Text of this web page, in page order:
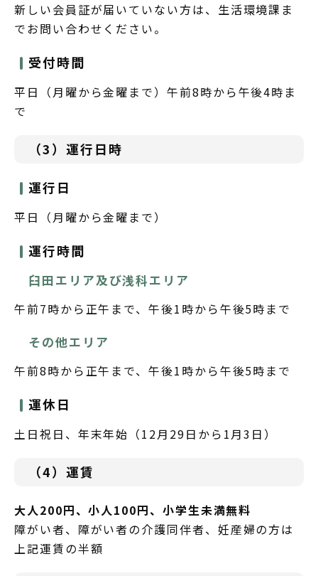
新しい会員証が届いていない方は、生活環境課ま
でお問い合わせください。
受付時間
平日（月曜から金曜まで）午前8時から午後4時ま
で
（3）運行日時
運行日
平日（月曜から金曜まで）
運行時間
臼田エリア及び浅科エリア
午前7時から正午まで、午後1時から午後5時まで
その他エリア
午前8時から正午まで、午後1時から午後5時まで
運休日
土日祝日、年末年始（12月29日から1月3日）
（4）運賃
大人200円、小人100円、小学生未満無料
障がい者、障がい者の介護同伴者、妊産婦の方は
上記運賃の半額